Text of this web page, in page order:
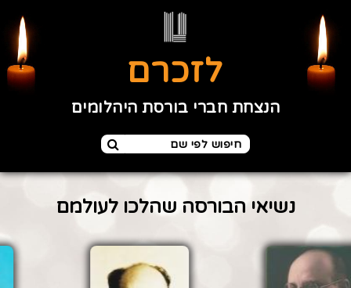
לזכרם
הנצחת חברי בורסת היהלומים
נשיאי הבורסה שהלכו לעולמם